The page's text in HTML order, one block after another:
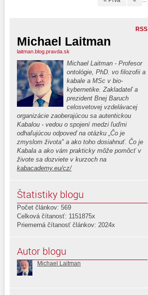
RSS
Michael Laitman
laitman.blog.pravda.sk
Michael Laitman - Profesor
ontológie, PhD. vo filozofii a
kabale a MSc v bio-
kybernetike. Zakladateľ a
prezident Bnej Baruch
celosvetovej vzdelávacej
organizácie zaoberajúcou sa autentickou
Kabalou - vedou o spojení medzi ľuďmi
odhaľujúcou odpoveď na otázku „Čo je
zmyslom života" a ako toho dosiahnuť. Čo je
Kabala a ako vám prakticky môže pomôcť v
živote sa dozviete v kurzoch na
kabacademy.eu/cz/
Štatistiky blogu
Počet článkov: 569
Celková čítanosť: 1151875x
Priemerná čítanosť článkov: 2024x
Autor blogu
Michael Laitman